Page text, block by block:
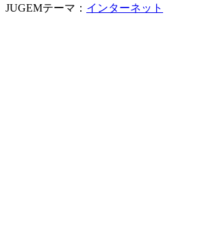
JUGEMテーマ： インターネット